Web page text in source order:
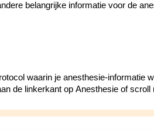
belangrijke informatie voor de
waarin je anesthesie-informatie
de linkerkant op Anesthesie of scroll